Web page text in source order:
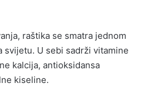
raštika se smatra jednom
svijetu. U sebi sadrži vitamine
kalcija, antioksidansa
kiseline.